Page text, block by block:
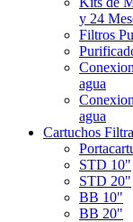
y 24
Filtros
agua
agua
Cartuchos
STD 10"
STD 20"
BB 10"
BB 20"